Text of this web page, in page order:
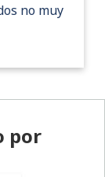
no muy
por